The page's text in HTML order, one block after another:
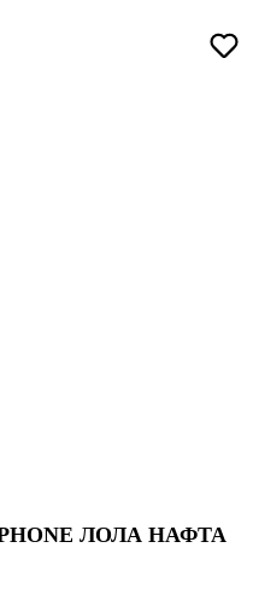
ЛОЛА НАФТА